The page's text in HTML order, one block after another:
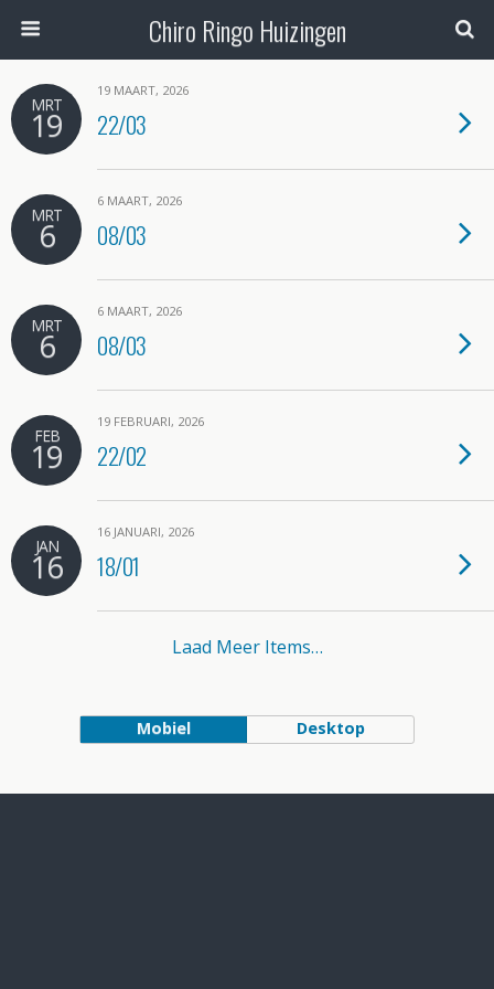
Chiro Ringo Huizingen
MRT
19
19 MAART, 2026
22/03
MRT
6
6 MAART, 2026
08/03
MRT
6
6 MAART, 2026
08/03
FEB
19
19 FEBRUARI, 2026
22/02
JAN
16
16 JANUARI, 2026
18/01
Laad Meer Items…
Mobiel Desktop